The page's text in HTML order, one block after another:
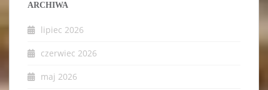
ARCHIWA
lipiec 2026
czerwiec 2026
maj 2026